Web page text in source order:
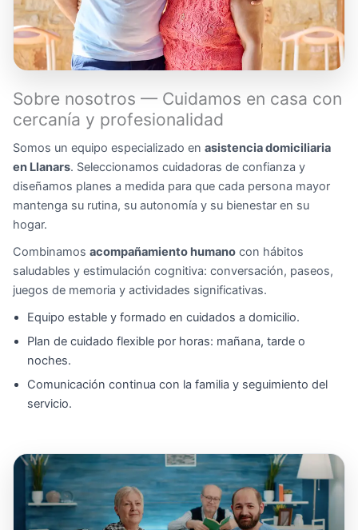
Sobre nosotros — Cuidamos en casa con
cercanía y profesionalidad
Somos un equipo especializado en asistencia domiciliaria
en Llanars. Seleccionamos cuidadoras de confianza y
diseñamos planes a medida para que cada persona mayor
mantenga su rutina, su autonomía y su bienestar en su
hogar.
Combinamos acompañamiento humano con hábitos
saludables y estimulación cognitiva: conversación, paseos,
juegos de memoria y actividades significativas.
Equipo estable y formado en cuidados a domicilio.
Plan de cuidado flexible por horas: mañana, tarde o
noches.
Comunicación continua con la familia y seguimiento del
servicio.